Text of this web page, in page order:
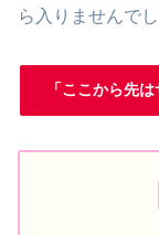
ら入りませんで
「ここから先